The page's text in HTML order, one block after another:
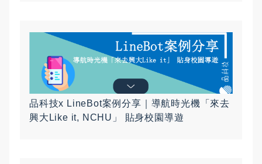
品科技x LineBot案例分享｜導航時光機「來去
興大Like it, NCHU」 貼身校園導遊